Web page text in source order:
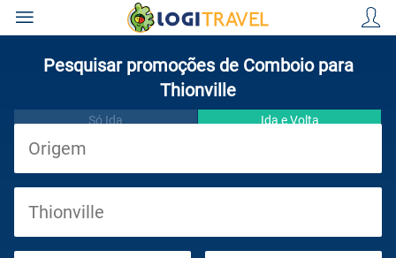
Viagens
Cruzeiros
Pesquisar promoções de Comboio para
Thionville
Só Ida Ida e Volta